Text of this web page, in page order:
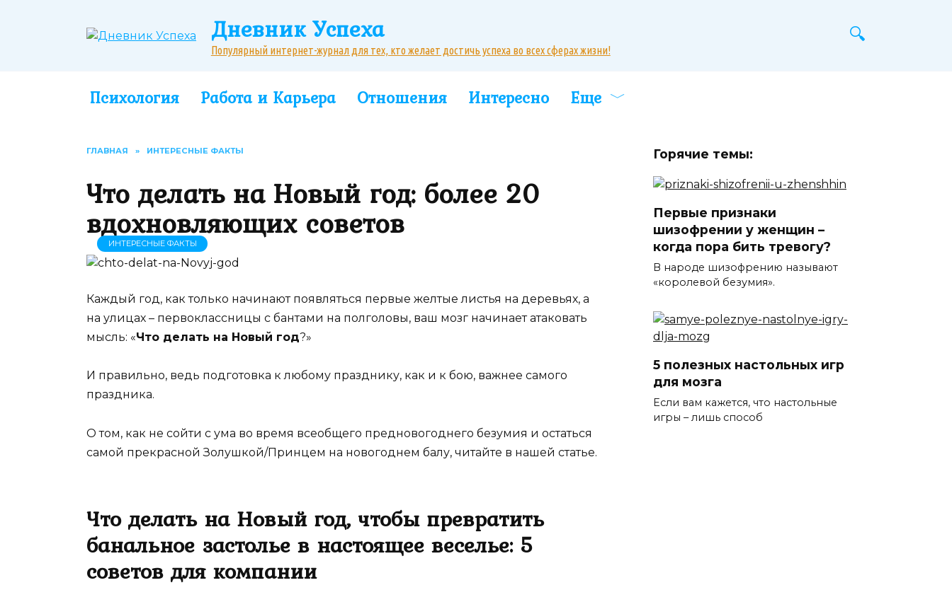
Дневник Успеха
Популярный интернет-журнал для тех, кто желает достичь успеха во всех сферах жизни!
Психология Работа и Карьера Отношения Интересно Еще
ГЛАВНАЯ » ИНТЕРЕСНЫЕ ФАКТЫ
Что делать на Новый год: более 20
вдохновляющих советов
ИНТЕРЕСНЫЕ ФАКТЫ
Каждый год, как только начинают появляться первые желтые листья на деревьях, а
на улицах – первоклассницы с бантами на полголовы, ваш мозг начинает атаковать
мысль: «Что делать на Новый год?»
И правильно, ведь подготовка к любому празднику, как и к бою, важнее самого
праздника.
О том, как не сойти с ума во время всеобщего предновогоднего безумия и остаться
самой прекрасной Золушкой/Принцем на новогоднем балу, читайте в нашей статье.
Что делать на Новый год, чтобы превратить
банальное застолье в настоящее веселье: 5
советов для компании
Горячие темы:
Первые признаки
шизофрении у женщин –
когда пора бить тревогу?
В народе шизофрению называют
«королевой безумия».
5 полезных настольных игр
для мозга
Если вам кажется, что настольные
игры – лишь способ